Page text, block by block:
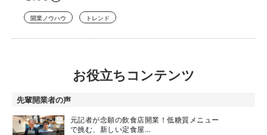
開業ノウハウ トレンド
お役立ちコンテンツ
先輩開業者の声
元記者が念願の飲食店開業！低糖質メニュー
で挑む、新しい定食屋…